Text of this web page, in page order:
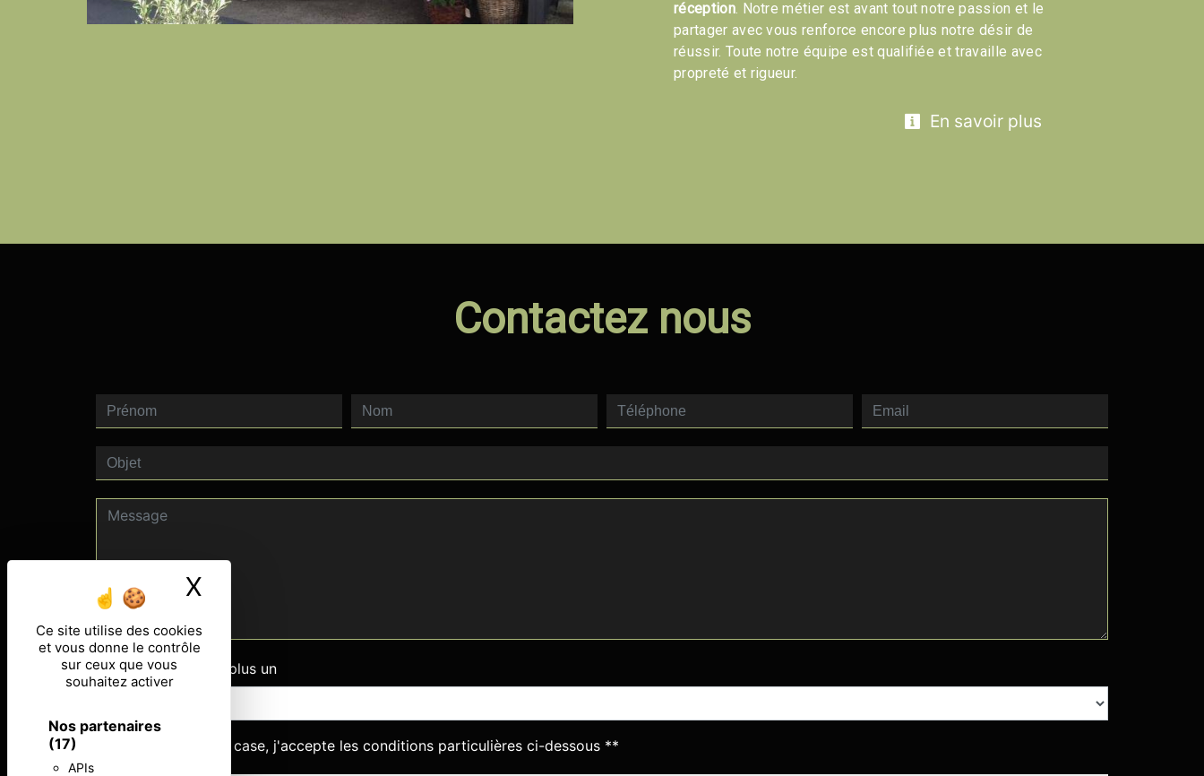
Ce site utilise des cookies
et vous donne le contrôle
sur ceux que vous
souhaitez activer
Nos partenaires
(17)
APIs
X
réception. Notre métier est avant tout notre passion et le
partager avec vous renforce encore plus notre désir de
réussir. Toute notre équipe est qualifiée et travaille avec
propreté et rigueur.
En savoir plus
Contactez nous
Combien font trois plus un
En cochant cette case, j'accepte les conditions particulières ci-dessous **